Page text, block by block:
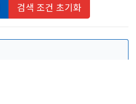
검색 조건 초기화